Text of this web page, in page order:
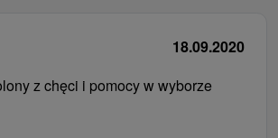
18.09.2020
z chęci i pomocy w wyborze